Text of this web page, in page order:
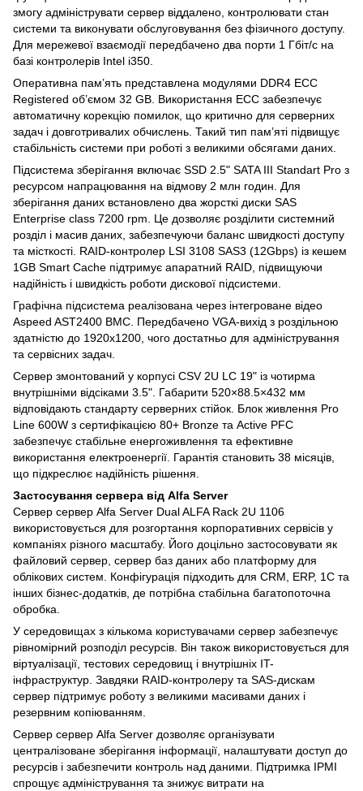
змогу адмініструвати сервер віддалено, контролювати стан
системи та виконувати обслуговування без фізичного доступу.
Для мережевої взаємодії передбачено два порти 1 Гбіт/с на
базі контролерів Intel i350.
Оперативна пам’ять представлена модулями DDR4 ECC
Registered об’ємом 32 GB. Використання ECC забезпечує
автоматичну корекцію помилок, що критично для серверних
задач і довготривалих обчислень. Такий тип пам’яті підвищує
стабільність системи при роботі з великими обсягами даних.
Підсистема зберігання включає SSD 2.5" SATA III Standart Pro з
ресурсом напрацювання на відмову 2 млн годин. Для
зберігання даних встановлено два жорсткі диски SAS
Enterprise class 7200 rpm. Це дозволяє розділити системний
розділ і масив даних, забезпечуючи баланс швидкості доступу
та місткості. RAID-контролер LSI 3108 SAS3 (12Gbps) із кешем
1GB Smart Cache підтримує апаратний RAID, підвищуючи
надійність і швидкість роботи дискової підсистеми.
Графічна підсистема реалізована через інтегроване відео
Aspeed AST2400 BMC. Передбачено VGA-вихід з роздільною
здатністю до 1920x1200, чого достатньо для адміністрування
та сервісних задач.
Сервер змонтований у корпусі CSV 2U LC 19" із чотирма
внутрішніми відсіками 3.5". Габарити 520×88.5×432 мм
відповідають стандарту серверних стійок. Блок живлення Pro
Line 600W з сертифікацією 80+ Bronze та Active PFC
забезпечує стабільне енергоживлення та ефективне
використання електроенергії. Гарантія становить 38 місяців,
що підкреслює надійність рішення.
Застосування сервера від Alfa Server
Сервер сервер Alfa Server Dual ALFA Rack 2U 1106
використовується для розгортання корпоративних сервісів у
компаніях різного масштабу. Його доцільно застосовувати як
файловий сервер, сервер баз даних або платформу для
облікових систем. Конфігурація підходить для CRM, ERP, 1С та
інших бізнес-додатків, де потрібна стабільна багатопоточна
обробка.
У середовищах з кількома користувачами сервер забезпечує
рівномірний розподіл ресурсів. Він також використовується для
віртуалізації, тестових середовищ і внутрішніх IT-
інфраструктур. Завдяки RAID-контролеру та SAS-дискам
сервер підтримує роботу з великими масивами даних і
резервним копіюванням.
Сервер сервер Alfa Server дозволяє організувати
централізоване зберігання інформації, налаштувати доступ до
ресурсів і забезпечити контроль над даними. Підтримка IPMI
спрощує адміністрування та знижує витрати на